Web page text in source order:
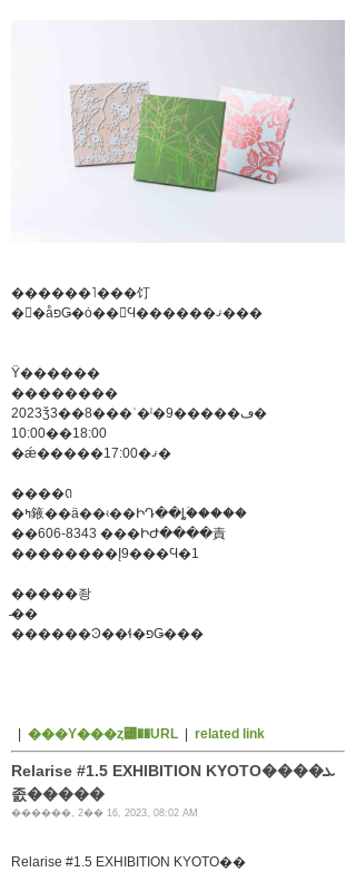
������˥���饤
�󥷥�åפǤ�ȯ��򳫻Ϥ������ޤ���
Ÿ������
��������
2023ǯ3��8���ʿ�ˡ�9�����ڡ�
10:00��18:00
�ǽ�����17:00�ޤ�
����ꢡ
�ߤ䤳��ä��ʵ��ԻԴ��ȴۡ�����
��606-8343 ���ԻԺ����責
��������Į9���Ϥ�1
�����좡
̵��
������Ͽ��ɬ�פǤ���
���Υ���ȥ꡼��URL related link
Relarise #1.5 EXHIBITION KYOTO����ܥ
졼�����
������, 2�� 16, 2023, 08:02 AM
Relarise #1.5 EXHIBITION KYOTO��